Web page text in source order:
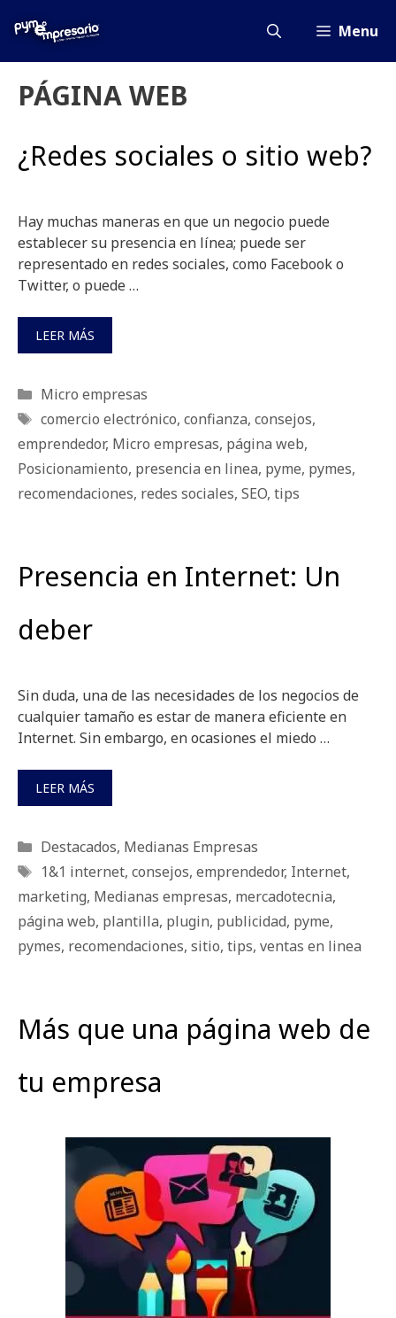
Menu
PÁGINA WEB
¿Redes sociales o sitio web?
Hay muchas maneras en que un negocio puede
establecer su presencia en línea; puede ser
representado en redes sociales, como Facebook o
Twitter, o puede …
LEER MÁS
Categorías
Micro empresas
Etiquetas
comercio electrónico, confianza, consejos,
emprendedor, Micro empresas, página web,
Posicionamiento, presencia en linea, pyme, pymes,
recomendaciones, redes sociales, SEO, tips
Presencia en Internet: Un
deber
Sin duda, una de las necesidades de los negocios de
cualquier tamaño es estar de manera eficiente en
Internet. Sin embargo, en ocasiones el miedo …
LEER MÁS
Categorías
Destacados, Medianas Empresas
Etiquetas
1&1 internet, consejos, emprendedor, Internet,
marketing, Medianas empresas, mercadotecnia,
página web, plantilla, plugin, publicidad, pyme,
pymes, recomendaciones, sitio, tips, ventas en linea
Más que una página web de
tu empresa